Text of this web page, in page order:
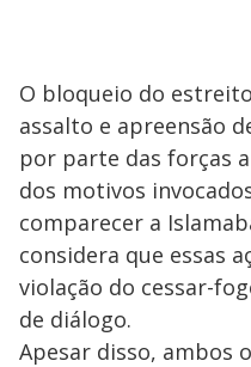
O bloqueio do
assalto e apreensão
por parte das forças
dos motivos
comparecer a
considera que essas
violação do cessar-
de diálogo.
Apesar disso, ambos